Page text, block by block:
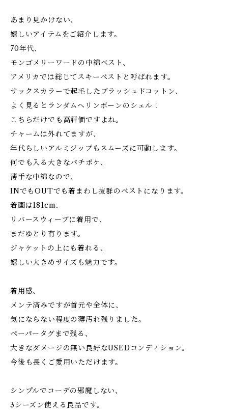
あまり見かけない、
嬉しいアイテムをご紹介します。
70年代、
モンゴメリーワードの中綿ベスト、
アメリカでは総じてスキーベストと呼ばれます。
サックスカラーで起毛したブラッシュドコットン、
よく見るとランダムヘリンボーンのシェル！
こちらだけでも高評価ですよね。
チャームは外れてますが、
年代らしいアルミジップもスムーズに可動します。
何でも入る大きなパチポケ、
薄手な中綿なので、
INでもOUTでも着まわし抜群のベストになります。
着画は181cm、
リバースウィーブに着用で、
まだゆとり有ります。
ジャケットの上にも着れる、
嬉しい大きめサイズも魅力です。
着用感、
メンテ済みですが首元や全体に、
気にならない程度の薄汚れ残りました。
ペーパータグまで残る、
大きなダメージの無い良好なUSEDコンディション。
今後も長くご愛用いただけます。
シンプルでコーデの邪魔しない、
3シーズン使える良品です。